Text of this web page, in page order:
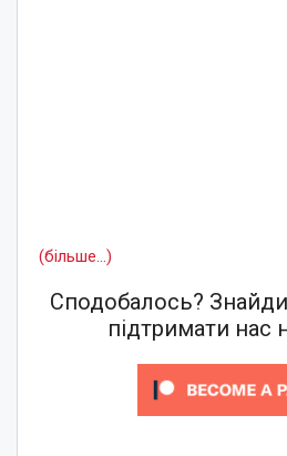
(більше…)
Сподобалось?
підтримати нас